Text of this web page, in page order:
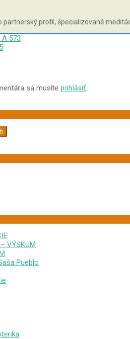
partnerský profil, špecializované
A 573
sa musíte prihlásiť.
VÝSKUM
Pueblo